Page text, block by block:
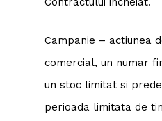
Campanie – actiunea
comercial, un numar
un stoc limitat si
perioada limitata de